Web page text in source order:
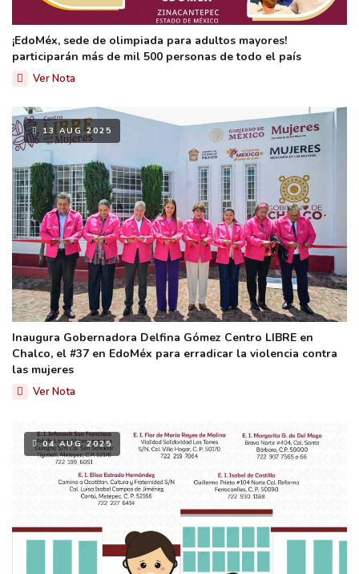
¡EdoMéx, sede de olimpiada para adultos mayores!
participarán más de mil 500 personas de todo el país
Ver Nota
13 AUG 2025
Inaugura Gobernadora Delfina Gómez Centro LIBRE en
Chalco, el #37 en EdoMéx para erradicar la violencia contra
las mujeres
Ver Nota
04 AUG 2025